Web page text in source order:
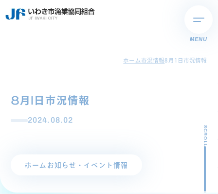
MENU
ホーム市況情報8月1日市況情報
8月1日市況情報
2024.08.02
ホーム お知らせ・イベント情報
SCROLL